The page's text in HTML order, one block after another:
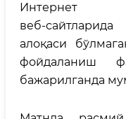
Интернет
веб-
алоқаси
фойдаланиш
бажарилганда